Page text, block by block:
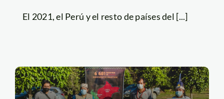
El 2021, el Perú y el resto de países del [...]